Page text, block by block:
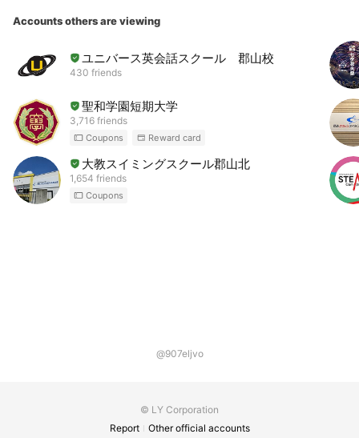
Accounts others are viewing
ユニバース英会話スクール 郡山校
430 friends
聖和学園短期大学
3,716 friends
Coupons Reward card
大教スイミングスクール郡山北
1,654 friends
Coupons
@907eljvo
© LY Corporation
Report
Other official accounts